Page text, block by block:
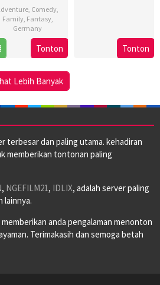
Comedy
Family, Fantasy,
Germany
Oct
1994
Peter
MacDonald
Tonton
2015
Christensen
Tonton
Lebih Banyak
terbesar dan paling utama. kehadiran
memberikan tontonan paling
, NGEFILM21, IDLIX, adalah server paling
lainnya.
anda pengalaman menonton
Terimakasih dan semoga betah